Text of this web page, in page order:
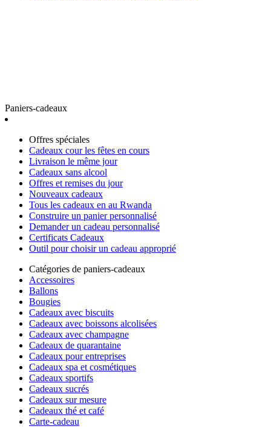
Paniers-cadeaux
Offres spéciales
Cadeaux cour les fêtes en cours
Livraison le même jour
Cadeaux sans alcool
Offres et remises du jour
Nouveaux cadeaux
Tous les cadeaux en au Rwanda
Construire un panier personnalisé
Demander un cadeau personnalisé
Certificats Cadeaux
Outil pour choisir un cadeau approprié
Catégories de paniers-cadeaux
Accessoires
Ballons
Bougies
Cadeaux avec biscuits
Cadeaux avec boissons alcolisées
Cadeaux avec champagne
Cadeaux de quarantaine
Cadeaux pour entreprises
Cadeaux spa et cosmétiques
Cadeaux sportifs
Cadeaux sucrés
Cadeaux sur mesure
Cadeaux thé et café
Carte-cadeau